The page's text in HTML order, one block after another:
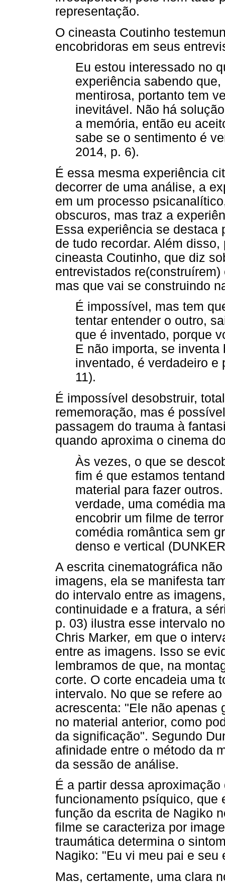
representação.
O cineasta Coutinho
encobridoras em seus
Eu estou interessado no
experiência sabendo
mentirosa, portanto tem
inevitável. Não há
a memória, então eu
sabe se o sentimento é
2014, p. 6).
É essa mesma experiência
decorrer de uma análise, a
em um processo
obscuros, mas traz a
Essa experiência se destaca
de tudo recordar. Além
cineasta Coutinho, que diz
entrevistados
mas que vai se construindo
É impossível, mas tem
tentar entender o outro,
que é inventado, porque
E não importa, se
inventado, é verdadeiro e
11).
É impossível desobstruir,
rememoração, mas é
passagem do trauma à
quando aproxima o cinema
Às vezes, o que se
fim é que estamos
material para fazer
verdade, uma comédia
encobrir um filme de
comédia romântica sem
denso e vertical
A escrita cinematográfica
imagens, ela se manifesta
do intervalo entre as
continuidade e a fratura, a
p. 03) ilustra esse intervalo
Chris Marker, em que o
entre as imagens. Isso se
lembramos de que, na
corte. O corte encadeia uma
intervalo. No que se refere
acrescenta: "Ele não apenas
no material anterior, como
da significação". Segundo
afinidade entre o método da
da sessão de análise.
É a partir dessa
funcionamento psíquico, que
função da escrita de Nagiko
filme se caracteriza por
traumática determina o
Nagiko: "Eu vi meu pai e
Mas, certamente, uma clara